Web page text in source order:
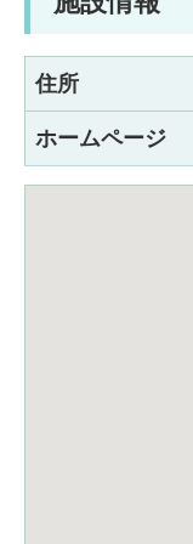
住所
ホームページ